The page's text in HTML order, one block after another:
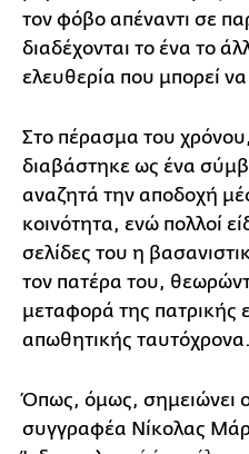
τον φόβο απέναντι σε
διαδέχονται το ένα το
ελευθερία που μπορεί
Στο πέρασμα του
διαβάστηκε ως ένα
αναζητά την αποδοχή
κοινότητα, ενώ πολλοί
σελίδες του η
τον πατέρα του,
μεταφορά της πατρικής
απωθητικής ταυτόχρονα.
Όπως, όμως, σημειώνει
συγγραφέα Νίκολας